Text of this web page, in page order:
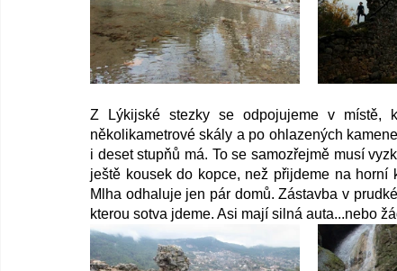
Z Lýkijské stezky se odpojujeme v místě,
několikametrové skály a po ohlazených
i deset stupňů má. To se samozřejmě musí
ještě kousek do kopce, než přijdeme na
Mlha odhaluje jen pár domů. Zástavba v
kterou sotva jdeme. Asi mají silná auta...nebo